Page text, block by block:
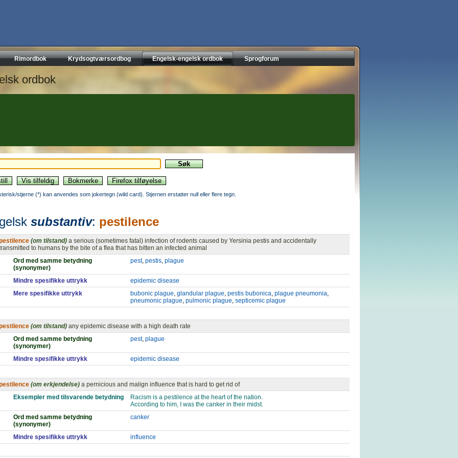
Rimordbok Krydsogtværsordbog Engelsk-engelsk ordbok Sprogforum
ordbok
stjerne (*) kan anvendes som jokertegn (wild card). Stjernen erstatter null eller flere tegn.
substantiv: pestilence
(om tilstand) a serious (sometimes fatal) infection of rodents caused by Yersinia pestis and accidentally
to humans by the bite of a flea that has bitten an infected animal
Ord med samme betydning
(synonymer)
pest, pestis, plague
Mindre spesifikke uttrykk
epidemic disease
Mere spesifikke uttrykk
bubonic plague, glandular plague, pestis bubonica, plague pneumonia,
pneumonic plague, pulmonic plague, septicemic plague
(om tilstand) any epidemic disease with a high death rate
Ord med samme betydning
(synonymer)
pest, plague
Mindre spesifikke uttrykk epidemic disease
(om erkjendelse) a pernicious and malign influence that is hard to get rid of
Eksempler med tilsvarende betydning
Racism is a pestilence at the heart of the nation.
According to him, I was the canker in their midst.
Ord med samme betydning
(synonymer)
canker
Mindre spesifikke uttrykk influence